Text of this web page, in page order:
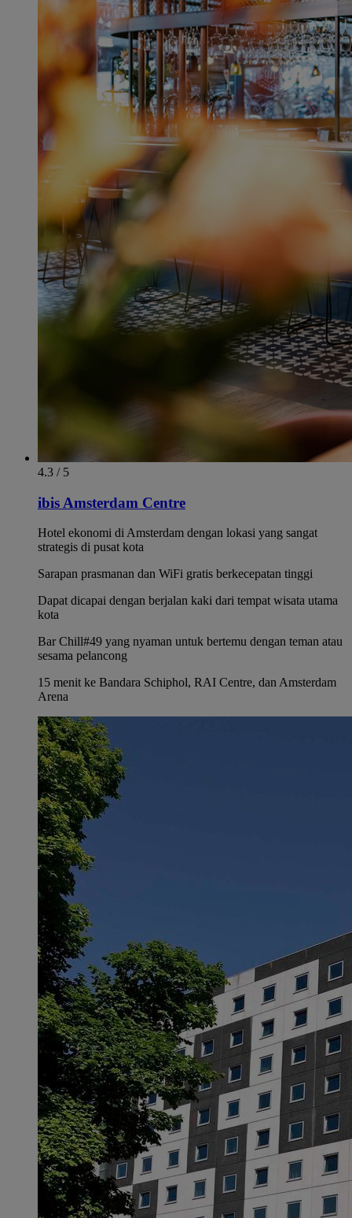
4.3 / 5
ibis Amsterdam Centre
Hotel ekonomi di Amsterdam dengan lokasi yang sangat
strategis di pusat kota
Sarapan prasmanan dan WiFi gratis berkecepatan tinggi
Dapat dicapai dengan berjalan kaki dari tempat wisata utama
kota
Bar Chill#49 yang nyaman untuk bertemu dengan teman atau
sesama pelancong
15 menit ke Bandara Schiphol, RAI Centre, dan Amsterdam
Arena